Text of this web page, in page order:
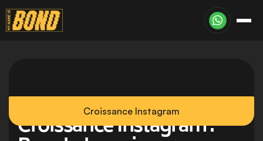
Croissance Instagram
Croissance Instagram :